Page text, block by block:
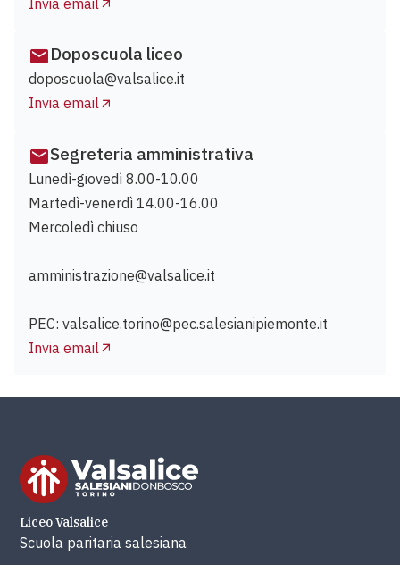
Doposcuola liceo
doposcuola@valsalice.it
Invia email
Segreteria amministrativa
Lunedì-giovedì 8.00-10.00
Martedì-venerdì 14.00-16.00
Mercoledì chiuso
amministrazione@valsalice.it
PEC: valsalice.torino@pec.salesianipiemonte.it
Invia email
Liceo Valsalice
Scuola paritaria salesiana